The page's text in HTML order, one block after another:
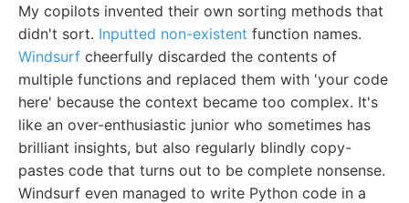
My copilots invented their own sorting methods that
didn't sort. Inputted non-existent function names.
Windsurf cheerfully discarded the contents of
multiple functions and replaced them with 'your code
here' because the context became too complex. It's
like an over-enthusiastic junior who sometimes has
brilliant insights, but also regularly blindly copy-
pastes code that turns out to be complete nonsense.
Windsurf even managed to write Python code in a